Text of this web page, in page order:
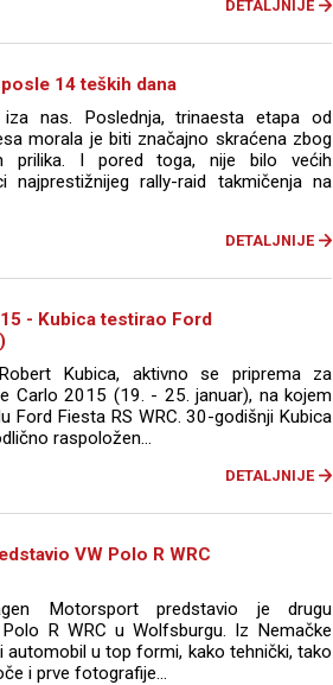
DETALJNIJE
14 teških dana
nas. Poslednja, trinaesta etapa od
morala je biti značajno skraćena zbog
prilika. I pored toga, nije bilo većih
najprestižnijeg rally-raid takmičenja na
DETALJNIJE
- Kubica testirao Ford
Kubica, aktivno se priprema za
Carlo 2015 (19. - 25. januar), na kojem
Ford Fiesta RS WRC. 30-godišnji Kubica
raspoložen...
DETALJNIJE
VW Polo R WRC
Motorsport predstavio je drugu
R WRC u Wolfsburgu. Iz Nemačke
automobil u top formi, kako tehnički, tako
i prve fotografije...